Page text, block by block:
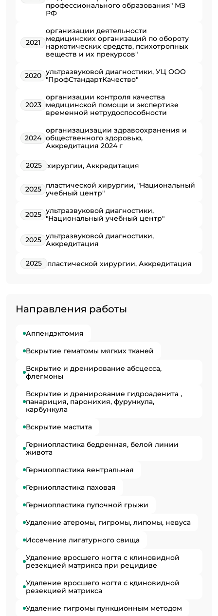
профессионального образования" МЗ
РФ
2021
организации деятельности
медицинских организаций по обороту
наркотических средств, психотропных
веществ и их прекурсов"
2020 ультразвуковой диагностики, УЦ ООО
"ПрофСтандартКачество"
2023
организации контроля качества
медицинской помощи и экспертизе
временной нетрудоспособности
2024
организацизации здравоохранения и
общественного здоровью,
Аккредитация 2024 г
2025 хирургии, Аккредитация
2025 пластической хирургии, "Национальный
учебный центр"
2025 ультразвуковой диагностики,
"Национальный учебный центр"
2025 ультразвуковой диагностики,
Аккредитация
2025 пластической хирургии, Аккредитация
Направления работы
Аппендэктомия
Вскрытие гематомы мягких тканей
Вскрытие и дренирование абсцесса,
флегмоны
Вскрытие и дренирование гидроаденита ,
панариция, паронихия, фурункула,
карбункула
Вскрытие мастита
Герниопластика бедренная, белой линии
живота
Герниопластика вентральная
Герниопластика паховая
Герниопластика пупочной грыжи
Удаление атеромы, гигромы, липомы, невуса
Иссечение лигатурного свища
Удаление вросшего ногтя с клиновидной
резекцией матрикса при рецидиве
Удаление вросшего ногтя с кдиновидной
резекцией матрикса
Удаление гигромы пункционным методом